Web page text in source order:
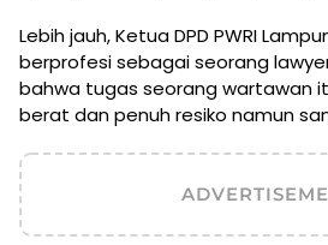
Lebih jauh, Ketua DPD PWRI
berprofesi sebagai seorang
bahwa tugas seorang wartawan
berat dan penuh resiko namun